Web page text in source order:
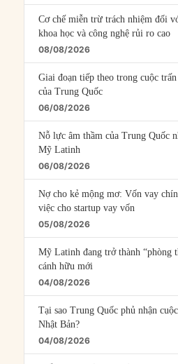
Cơ chế miễn trừ trách nhiệm đối
khoa học và công nghệ rủi ro cao
08/08/2026
Giai đoạn tiếp theo trong cuộc
của Trung Quốc
06/08/2026
Nỗ lực âm thầm của Trung Quốc
Mỹ Latinh
06/08/2026
Nợ cho kẻ mộng mơ: Vốn vay
việc cho startup vay vốn
05/08/2026
Mỹ Latinh đang trở thành “phòng
cánh hữu mới
04/08/2026
Tại sao Trung Quốc phủ nhận
Nhật Bản?
04/08/2026